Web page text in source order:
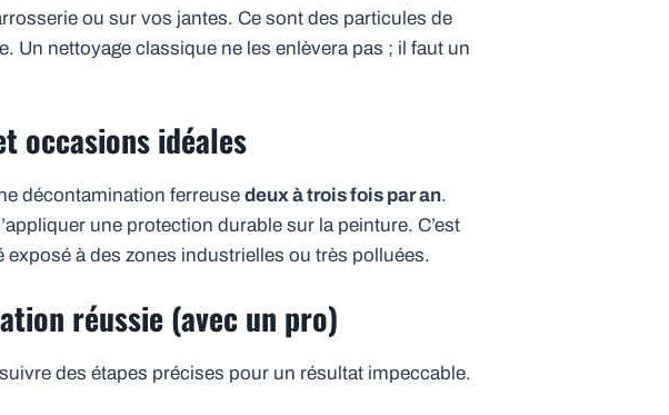
ou sur vos jantes. Ce sont des particules de
Un nettoyage classique ne les enlèvera pas ; il faut un
occasions idéales
décontamination ferreuse deux à trois fois par an.
une protection durable sur la peinture. C’est
à des zones industrielles ou très polluées.
réussie (avec un pro)
des étapes précises pour un résultat impeccable.